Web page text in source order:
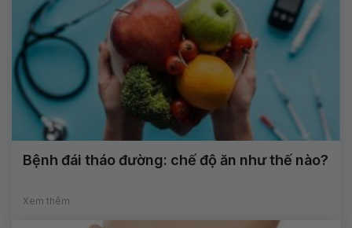
Bệnh đái tháo đường: chế độ ăn như thế nào?
Xem thêm